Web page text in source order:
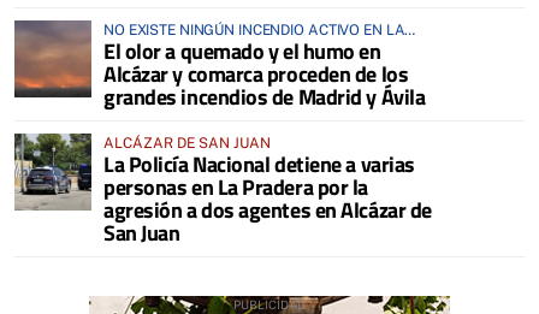
NO EXISTE NINGÚN INCENDIO ACTIVO EN LA
COMARCA
El olor a quemado y el humo en
Alcázar y comarca proceden de los
grandes incendios de Madrid y Ávila
ALCÁZAR DE SAN JUAN
La Policía Nacional detiene a varias
personas en La Pradera por la
agresión a dos agentes en Alcázar de
San Juan